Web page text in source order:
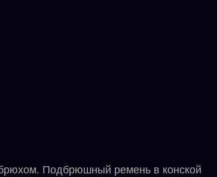
Подбрюшный ремень в конской